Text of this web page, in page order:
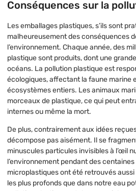
Conséquences sur la
Les emballages plastiques, s’ils sont
malheureusement des conséquences
l’environnement. Chaque année, des
plastique sont produits, dont une
océans. La pollution plastique est
écologiques, affectant la faune marine
écosystèmes entiers. Les animaux
morceaux de plastique, ce qui peut
internes ou même la mort.
De plus, contrairement aux idées
décompose pas aisément. Il se
minuscules particules invisibles à l’œil
l’environnement pendant des centaines
microplastiques ont été retrouvés
les plus profonds que dans notre eau